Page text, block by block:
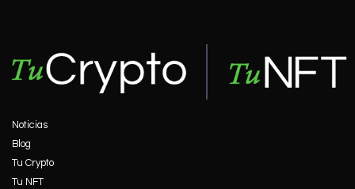
Noticias
Blog
Tu Crypto
Tu NFT